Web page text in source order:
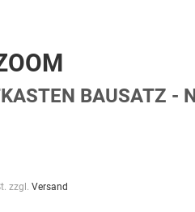
BAUSATZ -
zzgl.Versand